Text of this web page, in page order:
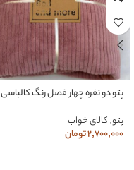
پتو دو نفره چهار فصل رنگ کالباسی
پتو,کالای خواب
2,700,000تومان